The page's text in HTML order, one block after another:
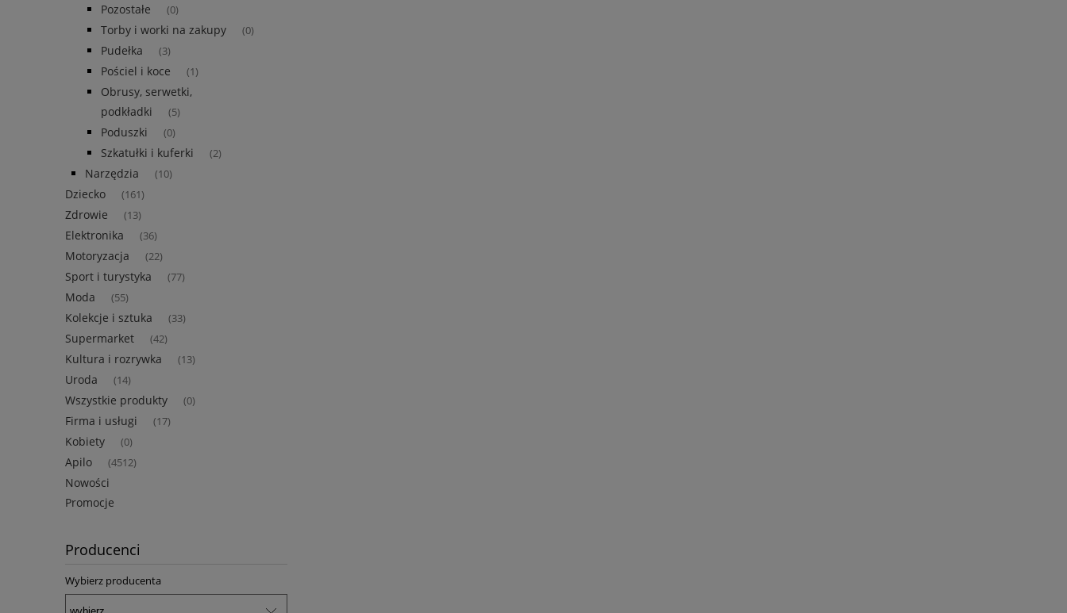
Pozostałe (0)
Torby i worki na zakupy (0)
Pudełka (3)
Pościel i koce (1)
Obrusy, serwetki,
podkładki
(5)
Poduszki (0)
Szkatułki i kuferki (2)
Narzędzia (10)
Dziecko (161)
Zdrowie (13)
Elektronika (36)
Motoryzacja (22)
Sport i turystyka (77)
Moda (55)
Kolekcje i sztuka (33)
Supermarket (42)
Kultura i rozrywka (13)
Uroda (14)
Wszystkie produkty (0)
Firma i usługi (17)
Kobiety (0)
Apilo (4512)
Nowości
Promocje
Producenci
Wybierz producenta